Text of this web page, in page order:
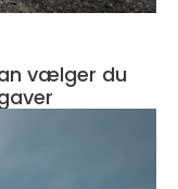
vælger du